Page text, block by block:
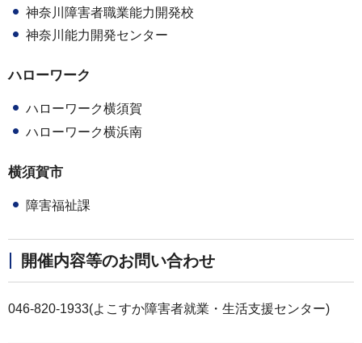
神奈川障害者職業能力開発校
神奈川能力開発センター
ハローワーク
ハローワーク横須賀
ハローワーク横浜南
横須賀市
障害福祉課
開催内容等のお問い合わせ
046-820-1933(よこすか障害者就業・生活支援センター)